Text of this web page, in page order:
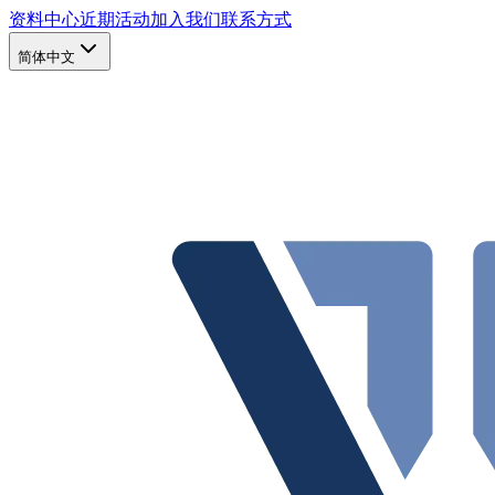
资料中心近期活动加入我们联系方式
简体中文